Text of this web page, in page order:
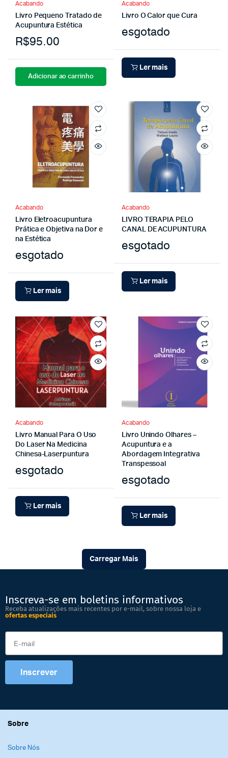
Livro Pequeno Tratado de
Acupuntura Estética
R$95.00
Acabando
Adicionar ao carrinho
Livro O Calor que Cura
esgotado
Acabando
Ler mais
Livro Eletroacupuntura
Prática e Objetiva na Dor e
na Estética
esgotado
Acabando
Ler mais
LIVRO TERAPIA PELO
CANAL DE ACUPUNTURA
esgotado
Acabando
Ler mais
Livro Manual Para O Uso
Do Laser Na Medicina
Chinesa-Laserpuntura
esgotado
Acabando
Ler mais
Livro Unindo Olhares –
Acupuntura e a
Abordagem Integrativa
Transpessoal
esgotado
Acabando
Ler mais
Carregar Mais
Inscreva-se em boletins informativos
Receba atualizações mais recentes por e-mail, sobre nossa loja e
ofertas especiais
Inscrever
Sobre
Sobre Nós